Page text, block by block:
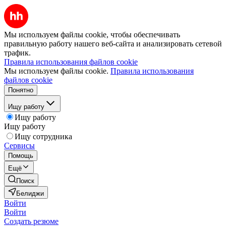
Мы используем файлы cookie, чтобы обеспечивать
правильную работу нашего веб-сайта и анализировать сетевой
трафик.
Правила использования файлов cookie
Мы используем файлы cookie. Правила использования
файлов cookie
Понятно
Ищу работу
Ищу работу
Ищу работу
Ищу сотрудника
Сервисы
Помощь
Ещё
Поиск
Белиджи
Войти
Войти
Создать резюме